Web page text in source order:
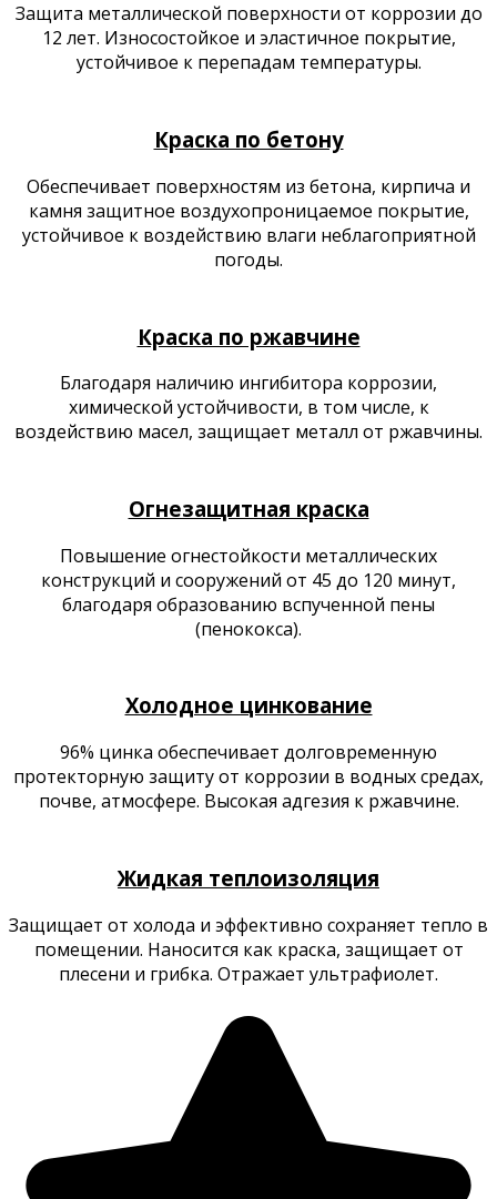
Защита металлической поверхности от коррозии до
12 лет. Износостойкое и эластичное покрытие,
устойчивое к перепадам температуры.
Краска по бетону
Обеспечивает поверхностям из бетона, кирпича и
камня защитное воздухопроницаемое покрытие,
устойчивое к воздействию влаги неблагоприятной
погоды.
Краска по ржавчине
Благодаря наличию ингибитора коррозии,
химической устойчивости, в том числе, к
воздействию масел, защищает металл от ржавчины.
Огнезащитная краска​​
Повышение огнестойкости металлических
конструкций и сооружений от 45 до 120 минут,
благодаря образованию вспученной пены
(пенококса).​​
Холодное цинкование​​
96% цинка обеспечивает долговременную
протекторную защиту от коррозии в водных средах,
почве, атмосфере. Высокая адгезия к ржавчине.​
Жидкая теплоизоляция​
Защищает от холода и эффективно сохраняет тепло в
помещении. Наносится как краска, защищает от
плесени и грибка. Отражает ультрафиолет.​